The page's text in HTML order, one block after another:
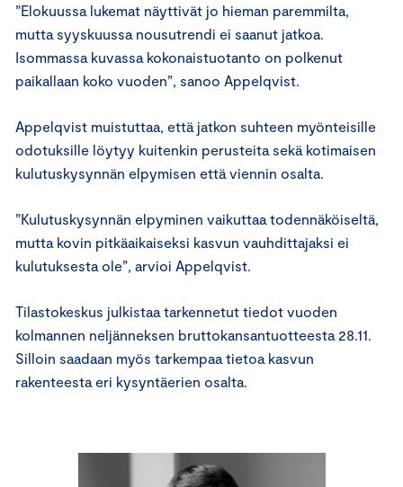
”Elokuussa lukemat näyttivät jo hieman paremmilta,
mutta syyskuussa nousutrendi ei saanut jatkoa.
Isommassa kuvassa kokonaistuotanto on polkenut
paikallaan koko vuoden”, sanoo Appelqvist.
Appelqvist muistuttaa, että jatkon suhteen myönteisille
odotuksille löytyy kuitenkin perusteita sekä kotimaisen
kulutuskysynnän elpymisen että viennin osalta.
”Kulutuskysynnän elpyminen vaikuttaa todennäköiseltä,
mutta kovin pitkäaikaiseksi kasvun vauhdittajaksi ei
kulutuksesta ole”, arvioi Appelqvist.
Tilastokeskus julkistaa tarkennetut tiedot vuoden
kolmannen neljänneksen bruttokansantuotteesta 28.11.
Silloin saadaan myös tarkempaa tietoa kasvun
rakenteesta eri kysyntäerien osalta.